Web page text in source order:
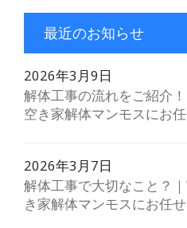
最近のお知らせ
2026年3月9日
解体工事の流れをご紹介
空き家解体マンモスにお任
2026年3月7日
解体工事で大切なこと？
き家解体マンモスにお任せ